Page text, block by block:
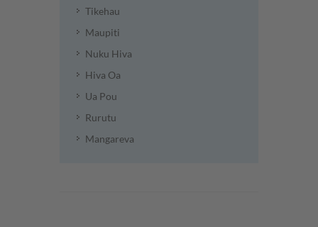
Tikehau
Maupiti
Nuku Hiva
Hiva Oa
Ua Pou
Rurutu
Mangareva